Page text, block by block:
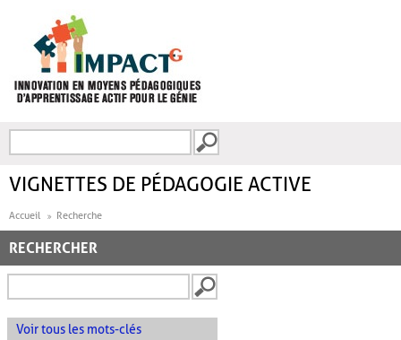
FORMULAIRE DE
VIGNETTES DE PÉDAGOGIE ACTIVE
Accueil Recherche
RECHERCHER
Voir tous les mots-clés